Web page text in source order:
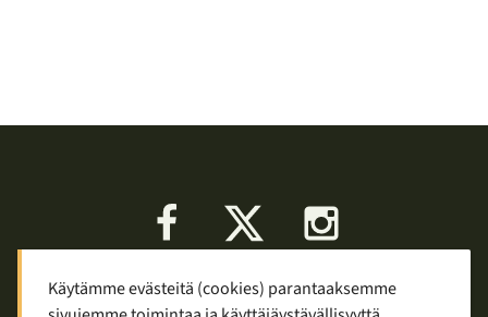
Facebook
Keskustelu Palaute
Tietosuoja
Käytämme evästeitä (cookies) parantaaksemme